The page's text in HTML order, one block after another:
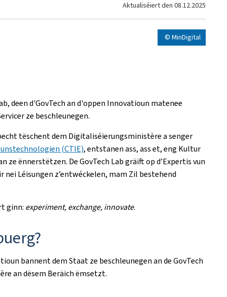
Aktualiséiert den 08.12.2025
© MinDigital
deen d'GovTech an d'oppen Innovatioun matenee
ze beschleunegen.
tëschent dem Digitaliséierungsministère a senger
(CTIE), entstanen ass, ass et, eng Kultur
ënnerstëtzen. De GovTech Lab gräift op d’Expertis vun
Léisungen z’entwéckelen, mam Zil bestehend
ginn: experiment, exchange, innovate.
bannent dem Staat ze beschleunegen an de GovTech
an dësem Beräich ëmsetzt.